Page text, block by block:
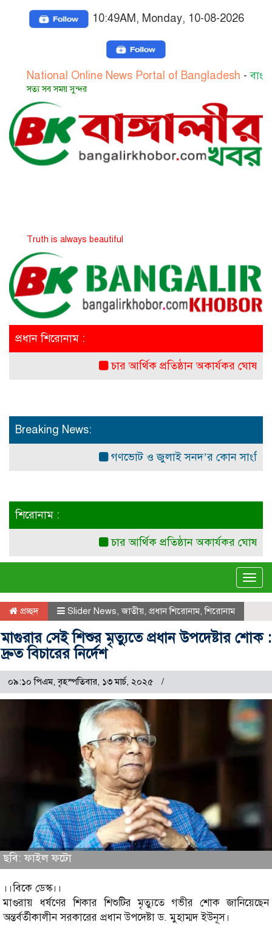
10:49AM, Monday, 10-08-2026
Online News Portal of Bangladesh-বাংলাদেশের
সময় সুন্দর
is always beautiful
প্রধান শিরোনাম :
চার আর্থিক প্রতিষ্ঠান অকার্যকর ঘোষনা:
Breaking News:
গণভোট ও জুলাই সনদ’র কোন সাংবিধানিক
শিরোনাম :
চার আর্থিক প্রতিষ্ঠান অকার্যকর ঘোষনা:
প্রচ্ছদ Slider News,জাতীয়, প্রধান শিরোনাম,শিরোনাম
মাগুরার সেই শিশুর মৃত্যুতে প্রধান উপদেষ্টার শোক :
দ্রুত বিচারের নির্দেশ
০৯:১০ পিএম, বৃহস্পতিবার, ১৩ মার্চ, ২০২৫
ছবি: ফাইল ফটো
।।বিকে ডেস্ক।।
মাগুরায় ধর্ষণের শিকার শিশুটির মৃত্যুতে গভীর শোক জানিয়েছেন
অন্তর্বর্তীকালীন সরকারের প্রধান উপদেষ্টা ড. মুহাম্মদ ইউনূস।